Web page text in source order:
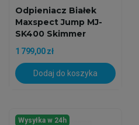
Odpieniacz Białek
Maxspect Jump MJ-
SK400 Skimmer
1 799,00 zł
Dodaj do koszyka
Wysyłka w 24h